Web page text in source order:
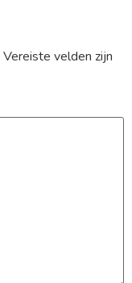
Vereiste velden zijn